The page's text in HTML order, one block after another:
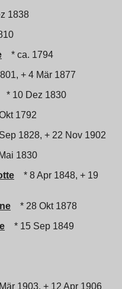
1838
* ca. 1794
+ 4 Mär 1877
* 10 Dez 1830
1792
1828, + 22 Nov 1902
1830
* 8 Apr 1848, + 19
* 28 Okt 1878
* 15 Sep 1849
1903, + 12 Apr 1906